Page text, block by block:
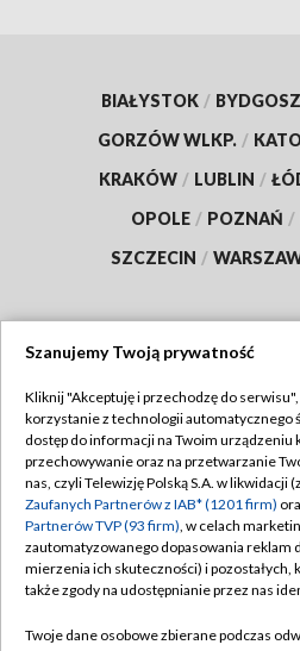
BIAŁYSTOK /
GORZÓW WLKP. /
KRAKÓW / LUBLIN /
OPOLE / POZNAŃ /
SZCZECIN /
TVP
Abonament TVP
Emisja w TVP
Centrum informacji TVP
Naziemna Telewizja Cyfrowa
Polityka
Moje
Pomoc
Szanujemy Twoją prywatność
Kliknij "Akceptuję i przechodzę do serwisu",
korzystanie z technologii automatycznego
dostęp do informacji na Twoim urządzeniu
przechowywanie oraz na przetwarzanie
nas, czyli Telewizję Polską S.A. w likwidacji
Zaufanych Partnerów z IAB* (1201 firm)
Partnerów TVP (93 firm), w celach
zautomatyzowanego dopasowania reklam
mierzenia ich skuteczności) i pozostałych,
także zgody na udostępnianie przez nas
Twoje dane osobowe zbierane podczas